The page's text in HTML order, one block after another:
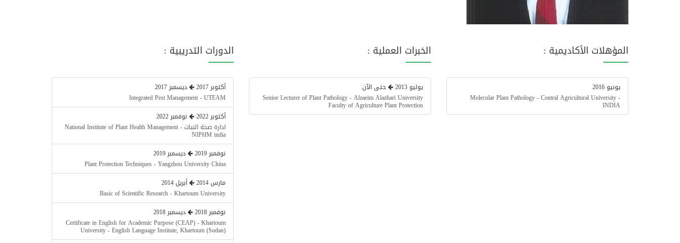
المؤهلات الأكاديمية :
يونيو 2016
Molecular Plant Pathology - Central Agricultural University -
INDIA
الخبرات العملية :
يوليو 2013
حتى الآن
Senior Lecturer of Plant Pathology - Alzaeim Alazhari University
Faculty of Agriculture Plant Protection
الدورات التدريبية :
أكتوبر 2017
ديسمبر 2017
Integrated Pest Management - UTEAM
أكتوبر 2022
نوفمبر 2022
ادارة صحة النبات - National Institute of Plant Health Management
NIPHM india
نوفمبر 2019
ديسمبر 2019
Plant Protection Techniques - Yangzhou University China
مارس 2014
أبريل 2014
Basic of Scientific Research - Khartoum University
نوفمبر 2018
ديسمبر 2018
Certificate in English for Academic Purpose (CEAP) - Khartoum
University - English Language Institute, Khartoum (Sudan)